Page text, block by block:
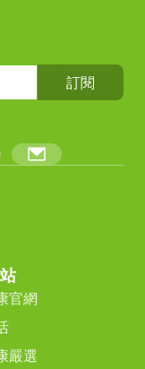
訂閱
官網
嚴選